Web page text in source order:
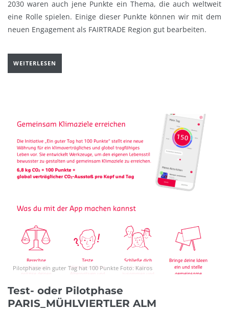
2030 waren auch jene Punkte ein Thema, die auch weltweit
eine Rolle spielen. Einige dieser Punkte können wir mit dem
neuen Engagement als FAIRTRADE Region gut bearbeiten.
WEITERLESEN
Pilotphase ein guter Tag hat 100 Punkte Foto: Kairos
Test- oder Pilotphase
PARIS_MÜHLVIERTLER ALM